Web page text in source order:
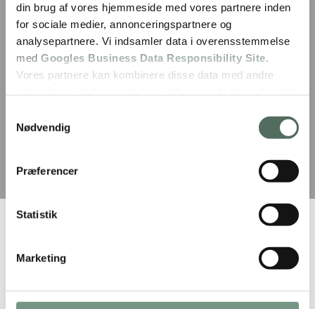
din brug af vores hjemmeside med vores partnere inden
for sociale medier, annonceringspartnere og
analysepartnere. Vi indsamler data i overensstemmelse
med Googles Business Data Responsibility Site.
Vores partnere kan kombinere disse data med andre
Nødvendig
Præferencer
Statistik
Marketing
Hvordan du vælger den
perfekte løsning til dit